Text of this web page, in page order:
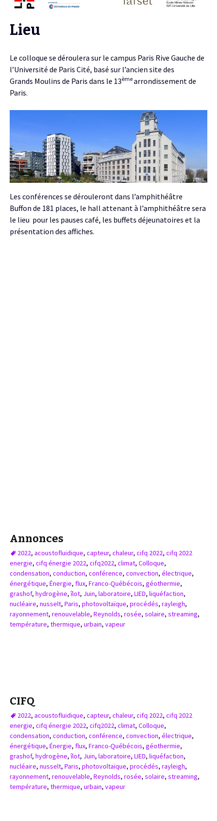
Lieu
Le colloque se déroulera sur le campus Paris Rive Gauche de
l’Université de Paris Cité, basé sur l’ancien site des
Grands Moulins de Paris dans le 13èmearrondissement de
Paris.
Les conférences se dérouleront dans l’amphithéâtre
Buffon de 181 places, le hall attenant à l’amphithéâtre sera
le lieu pour les pauses café, les buffets déjeunatoires et la
présentation des affiches.
Annonces
2022, acoustofluidique, capteur, chaleur, cifq 2022, cifq 2022
energie, cifq énergie 2022, cifq2022, climat, Colloque,
condensation, conduction, conférence, convection, électrique,
énergétique, Énergie, flux, Franco-Québécois, géothermie,
grashof, hydrogène,îlot, Juin, laboratoire, LIED, liquéfaction,
nucléaire, nusselt, Paris, photovoltaïque, procédés, rayleigh,
rayonnement, renouvelable, Reynolds, rosée, solaire, streaming,
température, thermique, urbain, vapeur
CIFQ
2022, acoustofluidique, capteur, chaleur, cifq 2022, cifq 2022
energie, cifq énergie 2022, cifq2022, climat, Colloque,
condensation, conduction, conférence, convection, électrique,
énergétique, Énergie, flux, Franco-Québécois, géothermie,
grashof, hydrogène,îlot, Juin, laboratoire, LIED, liquéfaction,
nucléaire, nusselt, Paris, photovoltaïque, procédés, rayleigh,
rayonnement, renouvelable, Reynolds, rosée, solaire, streaming,
température, thermique, urbain, vapeur